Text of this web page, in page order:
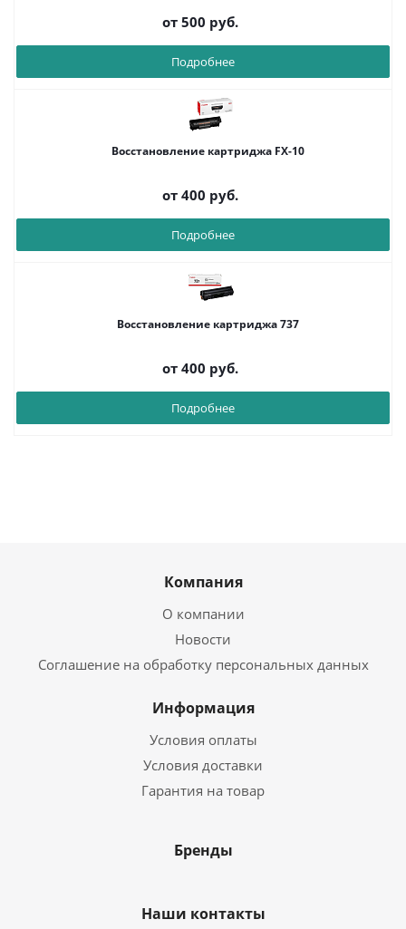
от 500 руб.
Подробнее
Восстановление картриджа FX-10
от 400 руб.
Подробнее
Восстановление картриджа 737
от 400 руб.
Подробнее
Компания
О компании
Новости
Соглашение на обработку персональных данных
Информация
Условия оплаты
Условия доставки
Гарантия на товар
Бренды
Наши контакты